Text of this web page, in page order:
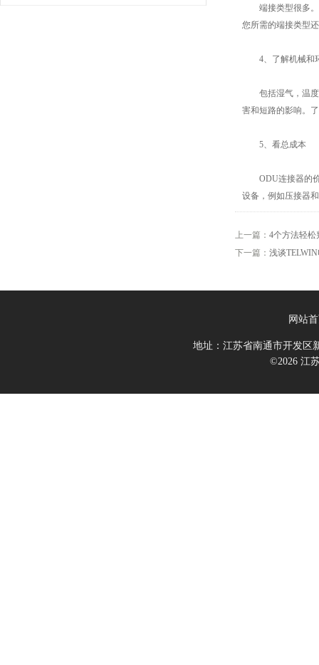
端接类型很多。
您所需的端接类型
4、了解机械和
包括湿气，温度
害和短路的影响。
5、看总成本
ODU连接器的价
设备，例如压接器
上一篇： 4个方法轻
下一篇： 浅谈
网站
地址：江苏省南通市开发区
©2026 江